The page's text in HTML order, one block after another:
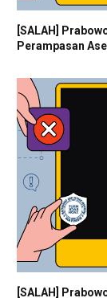
[SALAH]
Perampasan
[SALAH]